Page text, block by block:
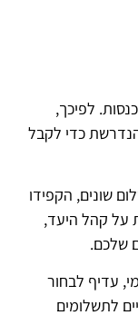
לפיכך,
כדי לקבל
שונים, הקפידו
על קהל היעד,
שלכם.
עדיף לבחור
לתשלומים